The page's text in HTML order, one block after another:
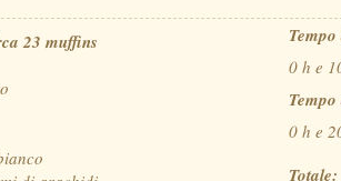
0 h e
0 h e
Totale:
23 muffins